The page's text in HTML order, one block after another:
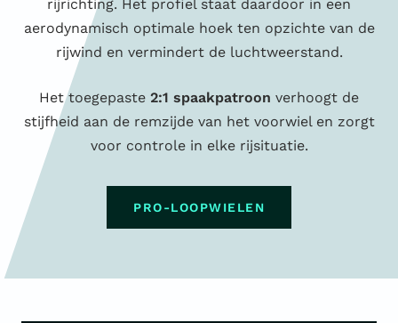
rijrichting. Het profiel staat daardoor in een
aerodynamisch optimale hoek ten opzichte van de
rijwind en vermindert de luchtweerstand.
Het toegepaste 2:1 spaakpatroon verhoogt de
stijfheid aan de remzijde van het voorwiel en zorgt
voor controle in elke rijsituatie.
PRO-LOOPWIELEN